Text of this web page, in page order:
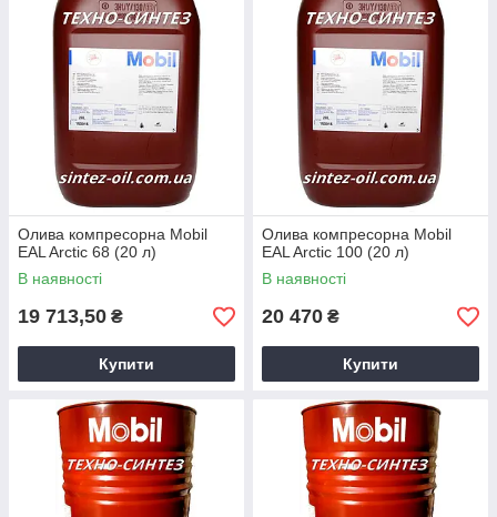
Олива компресорна Mobil
EAL Arctic 68 (20 л)
В наявності
19 713,50 ₴
Купити
Олива компресорна Mobil
EAL Arctic 100 (20 л)
В наявності
20 470 ₴
Купити